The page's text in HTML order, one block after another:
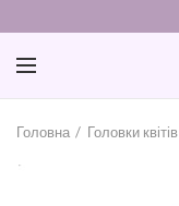
Головна Головки квітів